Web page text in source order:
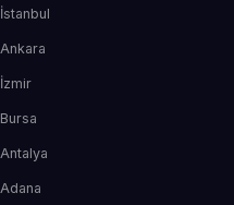
İstanbul
Ankara
İzmir
Bursa
Antalya
Adana